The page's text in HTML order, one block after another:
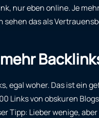
nur eben online. Je
das als
egal woher. Das ist ein
Links von obskuren
Tipp: Lieber wenige,